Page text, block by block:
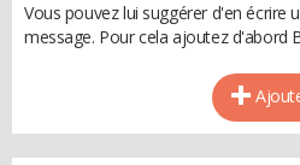
Vous pouvez lui suggérer d'en écrire
message. Pour cela ajoutez d'abord